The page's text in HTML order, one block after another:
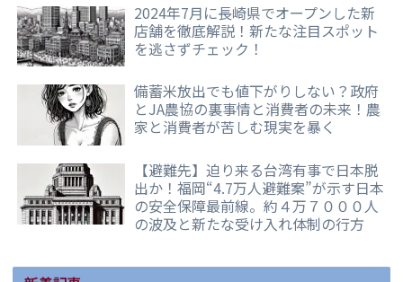
2024年7月に長崎県でオープンした新
店舗を徹底解説！新たな注目スポット
を逃さずチェック！
備蓄米放出でも値下がりしない？政府
とJA農協の裏事情と消費者の未来！農
家と消費者が苦しむ現実を暴く
【避難先】迫り来る台湾有事で日本脱
出か！福岡“4.7万人避難案”が示す日本
の安全保障最前線。約４万７０００人
の波及と新たな受け入れ体制の行方